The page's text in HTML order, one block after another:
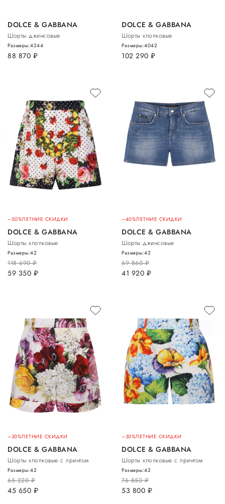
DOLCE & GABBANA
Шорты джинсовые
88 870 руб.
Размеры:4244
DOLCE & GABBANA
Шорты хлопковые
102 290 руб.
Размеры:4042
–50%ЛЕТНИЕ СКИДКИ
DOLCE & GABBANA
Шорты хлопковые
118 690руб.
59 350 руб.
Размеры:42
–40%ЛЕТНИЕ СКИДКИ
DOLCE & GABBANA
Шорты джинсовые
69 860руб.
41 920 руб.
Размеры:42
–30%ЛЕТНИЕ СКИДКИ
DOLCE & GABBANA
Шорты хлопковые с принтом
65 220руб.
45 650 руб.
Размеры:42
–30%ЛЕТНИЕ СКИДКИ
DOLCE & GABBANA
Шорты хлопковые с принтом
76 850руб.
53 800 руб.
Размеры:42